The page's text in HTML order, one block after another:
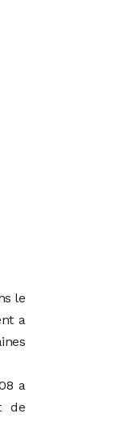
le
a
a
de